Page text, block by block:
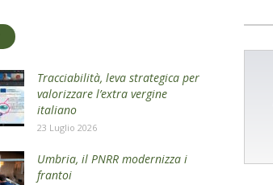
Tracciabilità, leva strategica per
valorizzare l’extra vergine
italiano
23 Luglio 2026
Umbria, il PNRR modernizza i
frantoi